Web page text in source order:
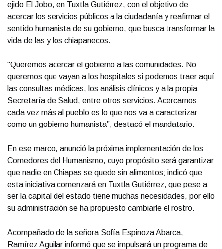
ejido El Jobo, en Tuxtla Gutiérrez, con el objetivo de
acercar los servicios públicos a la ciudadanía y reafirmar el
sentido humanista de su gobierno, que busca transformar la
vida de las y los chiapanecos.
“Queremos acercar el gobierno a las comunidades. No
queremos que vayan a los hospitales si podemos traer aquí
las consultas médicas, los análisis clínicos y a la propia
Secretaría de Salud, entre otros servicios. Acercarnos
cada vez más al pueblo es lo que nos va a caracterizar
como un gobierno humanista”, destacó el mandatario.
En ese marco, anunció la próxima implementación de los
Comedores del Humanismo, cuyo propósito será garantizar
que nadie en Chiapas se quede sin alimentos; indicó que
esta iniciativa comenzará en Tuxtla Gutiérrez, que pese a
ser la capital del estado tiene muchas necesidades, por ello
su administración se ha propuesto cambiarle el rostro.
Acompañado de la señora Sofía Espinoza Abarca,
Ramírez Aguilar informó que se impulsará un programa de